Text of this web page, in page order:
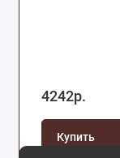
4242р.
Купить